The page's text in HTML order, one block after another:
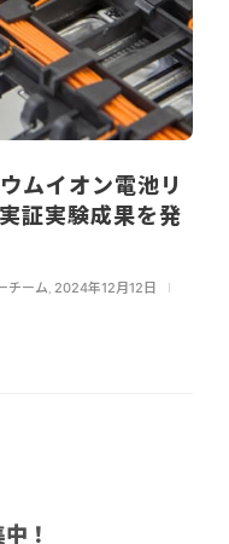
ムイオン電池リ
証実験成果を発
チーム 2024年12月12日
！